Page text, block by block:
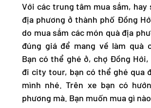
Với các trung tâm mua sắm, hay
địa phương ở thành phố Đồng
do mua sắm các món quà địa
đúng giá để mang về làm quà
Bạn có thể ghé ở, chợ Đồng
đi city tour, bạn có thể ghé qua
mình nhé. Trên xe bạn có
phương mà. Bạn muốn mua gì